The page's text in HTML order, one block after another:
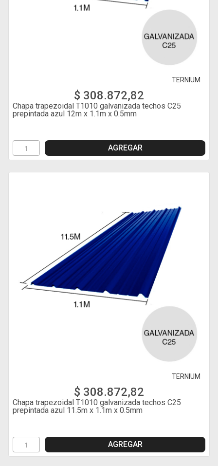
TERNIUM
$ 308.872,82
Chapa trapezoidal T1010 galvanizada techos C25
prepintada azul 12m x 1.1m x 0.5mm
AGREGAR
TERNIUM
$ 308.872,82
Chapa trapezoidal T1010 galvanizada techos C25
prepintada azul 11.5m x 1.1m x 0.5mm
AGREGAR